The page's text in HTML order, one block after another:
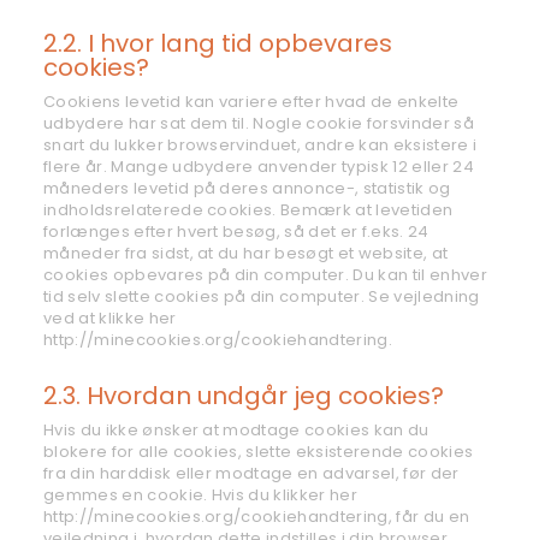
2.2. I hvor lang tid opbevares
cookies?
Cookiens levetid kan variere efter hvad de enkelte
udbydere har sat dem til. Nogle cookie forsvinder så
snart du lukker browservinduet, andre kan eksistere i
flere år. Mange udbydere anvender typisk 12 eller 24
måneders levetid på deres annonce-, statistik og
indholdsrelaterede cookies. Bemærk at levetiden
forlænges efter hvert besøg, så det er f.eks. 24
måneder fra sidst, at du har besøgt et website, at
cookies opbevares på din computer. Du kan til enhver
tid selv slette cookies på din computer. Se vejledning
ved at klikke her
http://minecookies.org/cookiehandtering.
2.3. Hvordan undgår jeg cookies?
Hvis du ikke ønsker at modtage cookies kan du
blokere for alle cookies, slette eksisterende cookies
fra din harddisk eller modtage en advarsel, før der
gemmes en cookie. Hvis du klikker her
http://minecookies.org/cookiehandtering, får du en